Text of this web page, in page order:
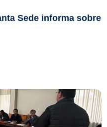
Sede informa sobre